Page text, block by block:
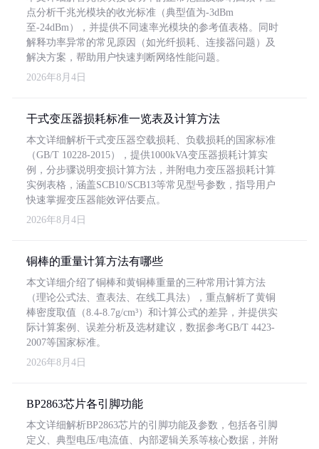
点分析千兆光模块的收光标准（典型值为-3dBm
至-24dBm），并提供不同速率光模块的参考值表格。同时
解释功率异常的常见原因（如光纤损耗、连接器问题）及
解决方案，帮助用户快速判断网络性能问题。
2026年8月4日
干式变压器损耗标准一览表及计算方法
本文详细解析干式变压器空载损耗、负载损耗的国家标准
（GB/T 10228-2015），提供1000kVA变压器损耗计算实
例，分步骤说明变损计算方法，并附电力变压器损耗计算
实例表格，涵盖SCB10/SCB13等常见型号参数，指导用户
快速掌握变压器能效评估要点。
2026年8月4日
铜棒的重量计算方法有哪些
本文详细介绍了铜棒和黄铜棒重量的三种常用计算方法
（理论公式法、查表法、在线工具法），重点解析了黄铜
棒密度取值（8.4-8.7g/cm³）和计算公式的差异，并提供实
际计算案例、误差分析及选材建议，数据参考GB/T 4423-
2007等国家标准。
2026年8月4日
BP2863芯片各引脚功能
本文详细解析BP2863芯片的引脚功能及参数，包括各引脚
定义、典型电压/电流值、内部逻辑关系等核心数据，并附